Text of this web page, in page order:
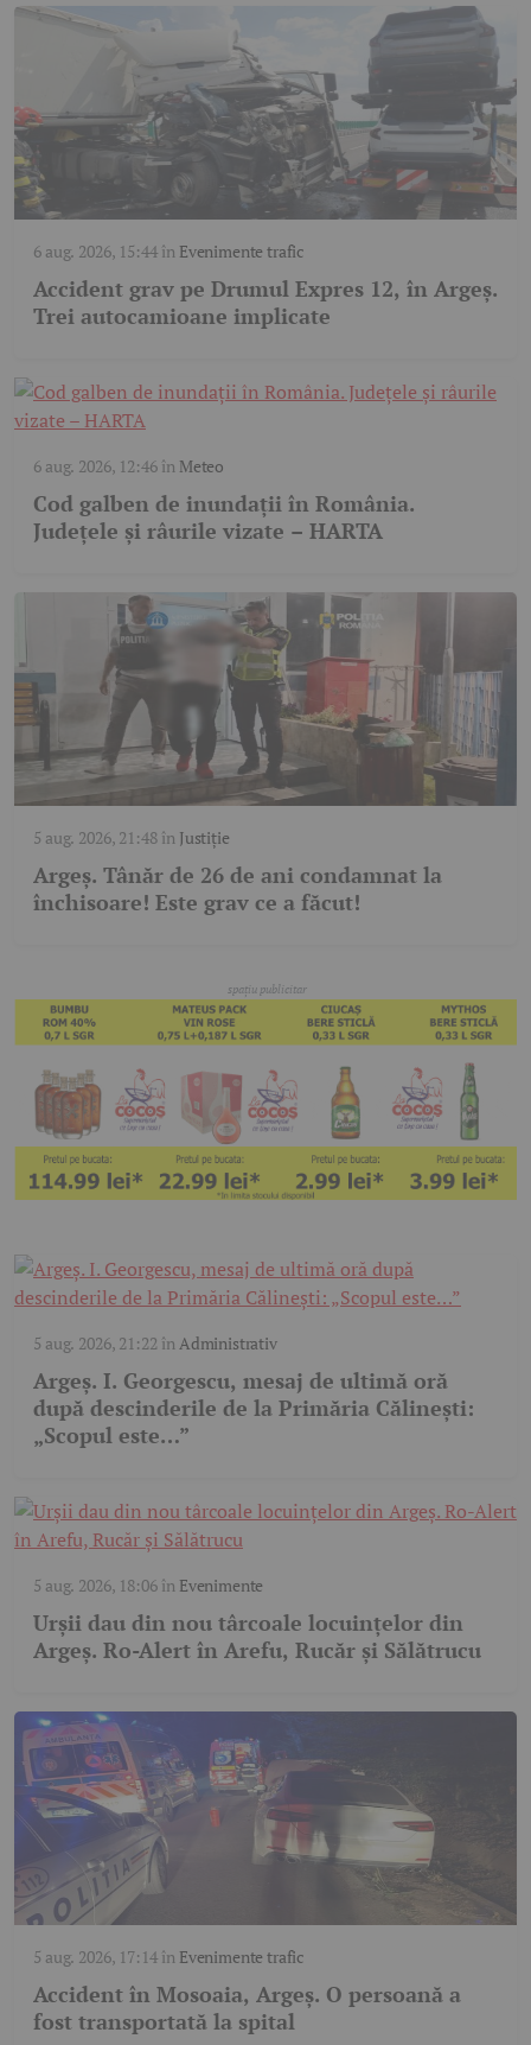
6 aug. 2026, 15:44în Evenimente trafic
Accident grav pe Drumul Expres 12, în Argeș.
Trei autocamioane implicate
6 aug. 2026, 12:46în Meteo
Cod galben de inundații în România.
Județele și râurile vizate – HARTA
5 aug. 2026, 21:48în Justiție
Argeș. Tânăr de 26 de ani condamnat la
închisoare! Este grav ce a făcut!
5 aug. 2026, 21:22 înAdministrativ
Argeș. I. Georgescu, mesaj de ultimă oră
după descinderile de la Primăria Călinești:
„Scopul este…”
5 aug. 2026, 18:06în Evenimente
Urșii dau din nou târcoale locuințelor din
Argeș. Ro-Alert în Arefu, Rucăr și Sălătrucu
5 aug. 2026, 17:14în Evenimente trafic
Accident în Mosoaia, Argeș. O persoană a
fost transportată la spital